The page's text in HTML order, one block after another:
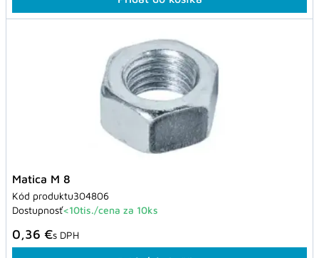
Matica M 8
Kód produktu304806
Dostupnosť<10tis./cena za 10ks
0,36 €s DPH